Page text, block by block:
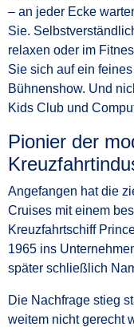
– an jeder Ecke
Sie.
relaxen oder im
Sie sich auf ein
Bühnenshow. Und
Kids Club und
Pionier der
Angefangen hat die
Cruises mit einem
Kreuzfahrtschiff
1965 ins
später schließlich
Die Nachfrage stieg
weitem nicht gerecht